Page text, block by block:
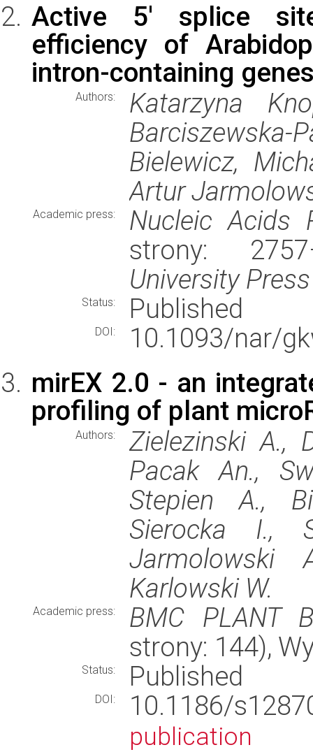
Active 5' splice
efficiency of
intron-containing
Authors:
Katarzyna
Bielewicz,
Artur
Academic press:
Nucleic Acids
strony:
University Press
Status: Published
DOI:
10.1093/nar/
mirEX 2.0 - an
profiling of plant
Authors:
Zielezinski A.,
Pacak An.,
Stepien A.,
Sierocka I.,
Jarmolowski
Karlowski W.
Academic press:
BMC PLANT
strony: 144),
Status: Published
DOI: 10.1186/
publication